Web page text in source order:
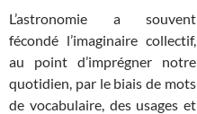
L’astronomie a souvent
fécondé l’imaginaire collectif,
au point d’imprégner notre
quotidien, par le biais de mots
de vocabulaire, des usages et